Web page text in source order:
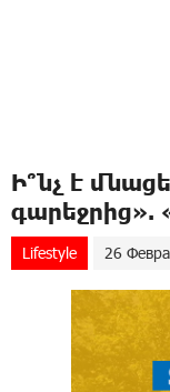
Ի՞նչ է
Lifestyle 26